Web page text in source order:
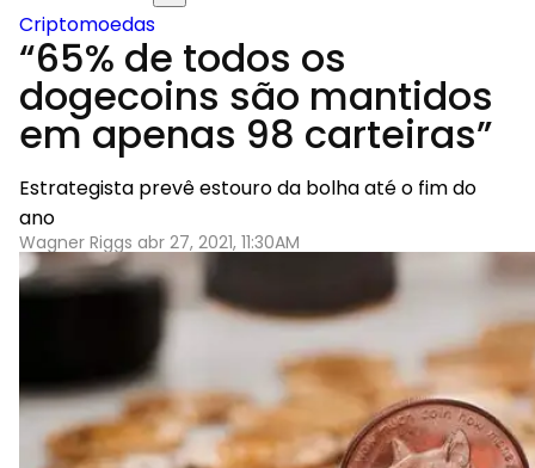
Criptomoedas
“65% de todos os
dogecoins são mantidos
em apenas 98 carteiras”
Estrategista prevê estouro da bolha até o fim do
ano
Wagner Riggs abr 27, 2021, 11:30AM